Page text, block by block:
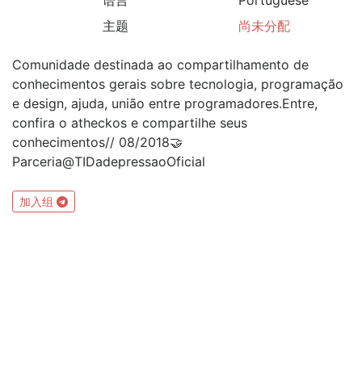
主题
尚未分配
Comunidade destinada ao compartilhamento de
conhecimentos gerais sobre tecnologia, programação
e design, ajuda, união entre programadores.Entre,
confira o atheckos e compartilhe seus
conhecimentos// 08/2018🤝
Parceria@TIDadepressaoOficial
加入组